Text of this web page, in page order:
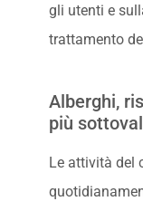
gli utenti e
trattamento
Alberghi,
più
Le attività del